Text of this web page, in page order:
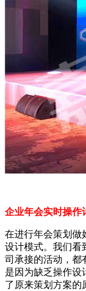
企业年会实时操作
在进行年会策划做
设计模式。我们看
司承接的活动，都
是因为缺乏操作设
了原来策划方案的